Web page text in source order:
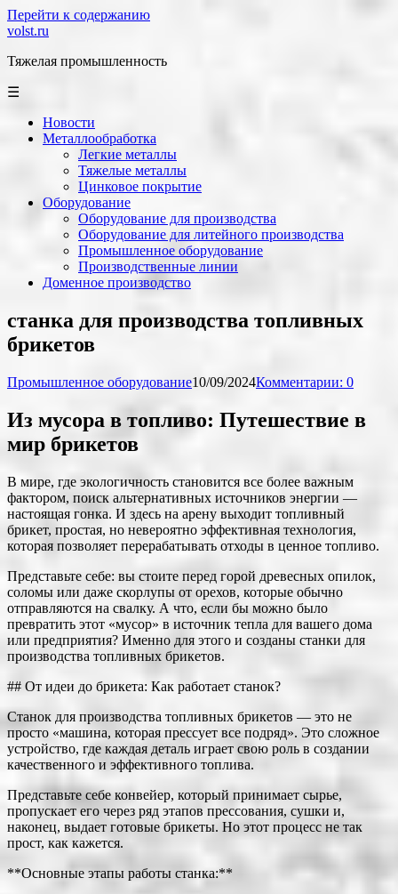
Перейти к содержанию
volst.ru
Тяжелая промышленность
☰
Новости
Металлообработка
Легкие металлы
Тяжелые металлы
Цинковое покрытие
Оборудование
Оборудование для производства
Оборудование для литейного производства
Промышленное оборудование
Производственные линии
Доменное производство
станка для производства топливных
брикетов
Промышленное оборудование10/09/2024Комментарии: 0
Из мусора в топливо: Путешествие в
мир брикетов
В мире, где экологичность становится все более важным
фактором, поиск альтернативных источников энергии —
настоящая гонка. И здесь на арену выходит топливный
брикет, простая, но невероятно эффективная технология,
которая позволяет перерабатывать отходы в ценное топливо.
Представьте себе: вы стоите перед горой древесных опилок,
соломы или даже скорлупы от орехов, которые обычно
отправляются на свалку. А что, если бы можно было
превратить этот «мусор» в источник тепла для вашего дома
или предприятия? Именно для этого и созданы станки для
производства топливных брикетов.
## От идеи до брикета: Как работает станок?
Станок для производства топливных брикетов — это не
просто «машина, которая прессует все подряд». Это сложное
устройство, где каждая деталь играет свою роль в создании
качественного и эффективного топлива.
Представьте себе конвейер, который принимает сырье,
пропускает его через ряд этапов прессования, сушки и,
наконец, выдает готовые брикеты. Но этот процесс не так
прост, как кажется.
**Основные этапы работы станка:**